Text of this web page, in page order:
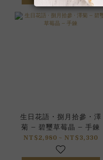
生日花語 • 捌月拾參 • 澤
菊 – 碧璽草莓晶 – 手鍊
NT$2,980 ~ NT$3,330